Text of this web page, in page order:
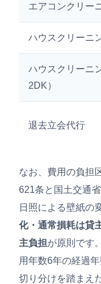
エアコンクリー
ハウスクリーニ
ハウスクリーニ
2DK）
退去立会代行
なお、費用の負担
621条と国土交通
日照による壁紙の
化・通常損耗は貸
主負担が原則です
用年数6年の経過
切り分けを踏まえ